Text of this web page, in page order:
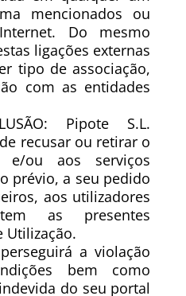
mencionados ou
Do mesmo
ligações externas
tipo de associação,
com as entidades
Pipote S.L.
recusar ou retirar o
ou aos serviços
prévio, a seu pedido
aos utilizadores
as presentes
Utilização.
a violação
bem como
do seu portal